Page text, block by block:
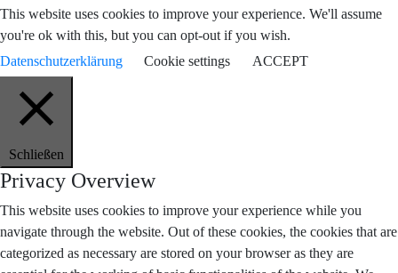
This website uses cookies to improve your experience. We'll assume
you're ok with this, but you can opt-out if you wish.
Datenschutzerklärung
Cookie settings ACCEPT
Schließen
Privacy Overview
This website uses cookies to improve your experience while you
navigate through the website. Out of these cookies, the cookies that are
categorized as necessary are stored on your browser as they are